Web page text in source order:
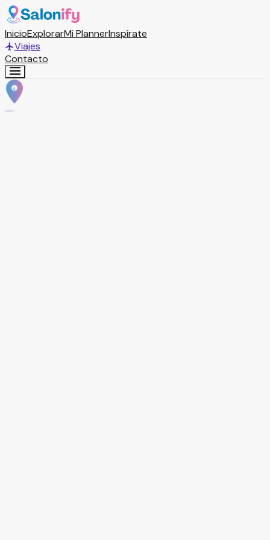
InicioExplorarMi PlannerInspírate
Viajes
Contacto
S